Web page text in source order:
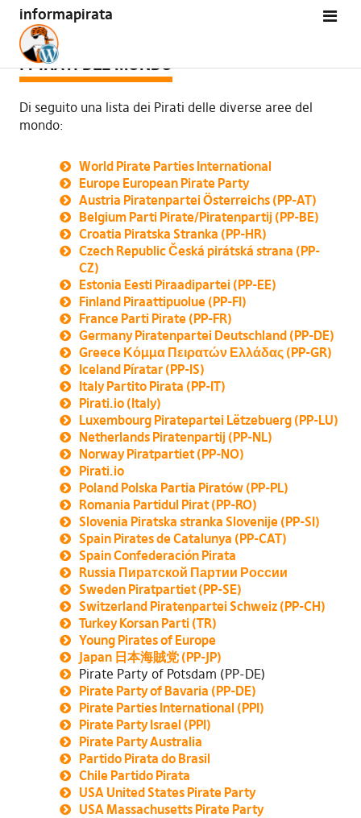
informapirata
I PIRATI DEL MONDO
Di seguito una lista dei Pirati delle diverse aree del
mondo:
World Pirate Parties International
Europe European Pirate Party
Austria Piratenpartei Österreichs (PP-AT)
Belgium Parti Pirate/Piratenpartij (PP-BE)
Croatia Piratska Stranka (PP-HR)
Czech Republic Česká pirátská strana (PP-
CZ)
Estonia Eesti Piraadipartei (PP-EE)
Finland Piraattipuolue (PP-FI)
France Parti Pirate (PP-FR)
Germany Piratenpartei Deutschland (PP-DE)
Greece Κόμμα Πειρατών Ελλάδας (PP-GR)
Iceland Píratar (PP-IS)
Italy Partito Pirata (PP-IT)
Pirati.io (Italy)
Luxembourg Piratepartei Lëtzebuerg (PP-LU)
Netherlands Piratenpartij (PP-NL)
Norway Piratpartiet (PP-NO)
Pirati.io
Poland Polska Partia Piratów (PP-PL)
Romania Partidul Pirat (PP-RO)
Slovenia Piratska stranka Slovenije (PP-SI)
Spain Pirates de Catalunya (PP-CAT)
Spain Confederación Pirata
Russia Пиратской Партии России
Sweden Piratpartiet (PP-SE)
Switzerland Piratenpartei Schweiz (PP-CH)
Turkey Korsan Parti (TR)
Young Pirates of Europe
Japan 日本海賊党 (PP-JP)
Pirate Party of Potsdam (PP-DE)
Pirate Party of Bavaria (PP-DE)
Pirate Parties International (PPI)
Pirate Party Israel (PPI)
Pirate Party Australia
Partido Pirata do Brasil
Chile Partido Pirata
USA United States Pirate Party
USA Massachusetts Pirate Party